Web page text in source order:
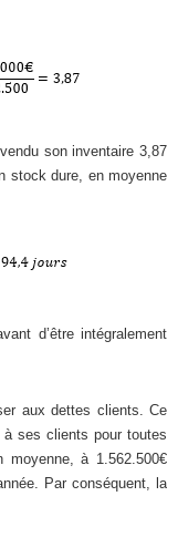
son inventaire 3,87
stock dure, en moyenne
d’être intégralement
aux dettes clients. Ce
ses clients pour toutes
moyenne, à 1.562.500€
Par conséquent, la